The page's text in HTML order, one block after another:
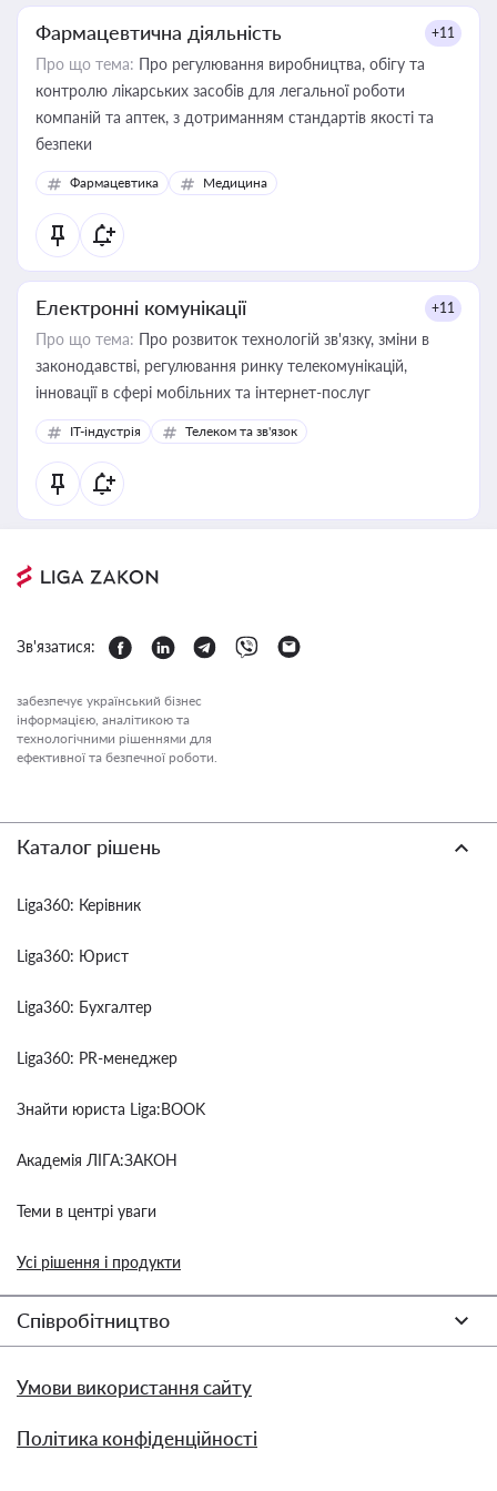
Фармацевтична діяльність +11
Про що тема: Про регулювання виробництва, обігу та
контролю лікарських засобів для легальної роботи
компаній та аптек, з дотриманням стандартів якості та
безпеки
Фармацевтика Медицина
Електронні комунікації +11
Про що тема: Про розвиток технологій зв'язку, зміни в
законодавстві, регулювання ринку телекомунікацій,
інновації в сфері мобільних та інтернет-послуг
IT-індустрія Телеком та зв'язок
Зв'язатися:
забезпечує український бізнес
інформацією, аналітикою та
технологічними рішеннями для
ефективної та безпечної роботи.
Каталог рішень
Liga360: Керівник
Liga360: Юрист
Liga360: Бухгалтер
Liga360: PR-менеджер
Знайти юриста Liga:BOOK
Академія ЛІГА:ЗАКОН
Теми в центрі уваги
Усі рішення і продукти
Співробітництво
Умови використання сайту
Політика конфіденційності